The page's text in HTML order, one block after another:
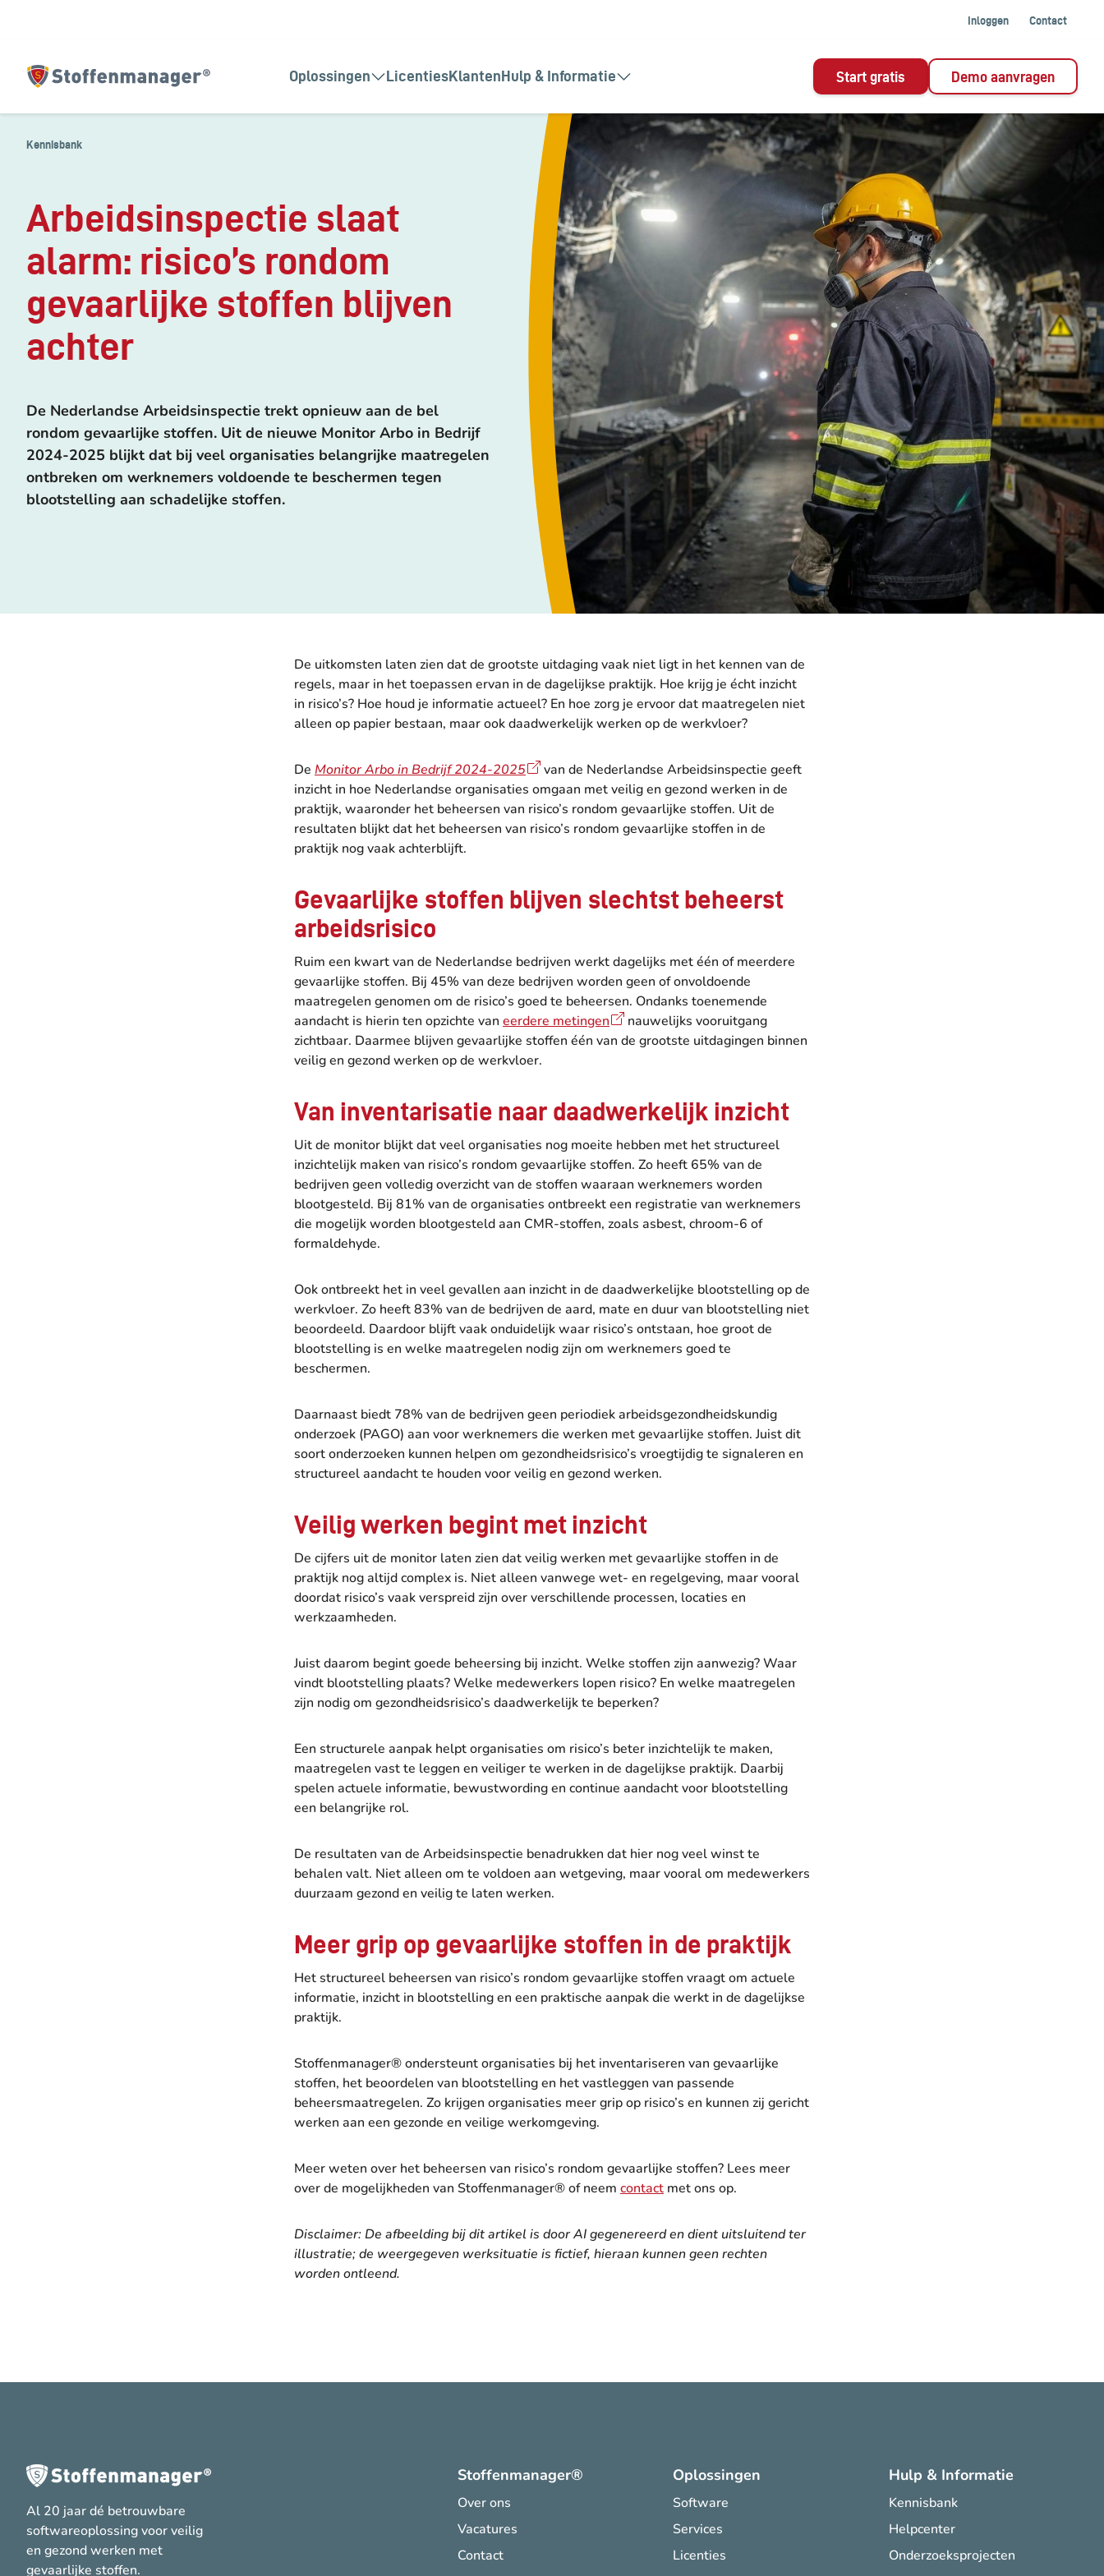
Inloggen Contact
Homepagina Oplossingen LicentiesKlantenHulp & Informatie Start gratis Demo aanvragen
Kennisbank
Arbeidsinspectie slaat
alarm: risico’s rondom
gevaarlijke stoffen blijven
achter
De Nederlandse Arbeidsinspectie trekt opnieuw aan de bel
rondom gevaarlijke stoffen. Uit de nieuwe Monitor Arbo in Bedrijf
2024-2025 blijkt dat bij veel organisaties belangrijke maatregelen
ontbreken om werknemers voldoende te beschermen tegen
blootstelling aan schadelijke stoffen.
De uitkomsten laten zien dat de grootste uitdaging vaak niet ligt in het kennen van de
regels, maar in het toepassen ervan in de dagelijkse praktijk. Hoe krijg je écht inzicht
in risico’s? Hoe houd je informatie actueel? En hoe zorg je ervoor dat maatregelen niet
alleen op papier bestaan, maar ook daadwerkelijk werken op de werkvloer?
De Monitor Arbo in Bedrijf 2024-2025
van de Nederlandse Arbeidsinspectie geeft
inzicht in hoe Nederlandse organisaties omgaan met veilig en gezond werken in de
praktijk, waaronder het beheersen van risico’s rondom gevaarlijke stoffen. Uit de
resultaten blijkt dat het beheersen van risico’s rondom gevaarlijke stoffen in de
praktijk nog vaak achterblijft.
Gevaarlijke stoffen blijven slechtst beheerst
arbeidsrisico
Ruim een kwart van de Nederlandse bedrijven werkt dagelijks met één of meerdere
gevaarlijke stoffen. Bij 45% van deze bedrijven worden geen of onvoldoende
maatregelen genomen om de risico’s goed te beheersen. Ondanks toenemende
aandacht is hierin ten opzichte van eerdere metingen
nauwelijks vooruitgang
zichtbaar. Daarmee blijven gevaarlijke stoffen één van de grootste uitdagingen binnen
veilig en gezond werken op de werkvloer.
Van inventarisatie naar daadwerkelijk inzicht
Uit de monitor blijkt dat veel organisaties nog moeite hebben met het structureel
inzichtelijk maken van risico’s rondom gevaarlijke stoffen. Zo heeft 65% van de
bedrijven geen volledig overzicht van de stoffen waaraan werknemers worden
blootgesteld. Bij 81% van de organisaties ontbreekt een registratie van werknemers
die mogelijk worden blootgesteld aan CMR-stoffen, zoals asbest, chroom-6 of
formaldehyde.
Ook ontbreekt het in veel gevallen aan inzicht in de daadwerkelijke blootstelling op de
werkvloer. Zo heeft 83% van de bedrijven de aard, mate en duur van blootstelling niet
beoordeeld. Daardoor blijft vaak onduidelijk waar risico’s ontstaan, hoe groot de
blootstelling is en welke maatregelen nodig zijn om werknemers goed te
beschermen.
Daarnaast biedt 78% van de bedrijven geen periodiek arbeidsgezondheidskundig
onderzoek (PAGO) aan voor werknemers die werken met gevaarlijke stoffen. Juist dit
soort onderzoeken kunnen helpen om gezondheidsrisico’s vroegtijdig te signaleren en
structureel aandacht te houden voor veilig en gezond werken.
Veilig werken begint met inzicht
De cijfers uit de monitor laten zien dat veilig werken met gevaarlijke stoffen in de
praktijk nog altijd complex is. Niet alleen vanwege wet- en regelgeving, maar vooral
doordat risico’s vaak verspreid zijn over verschillende processen, locaties en
werkzaamheden.
Juist daarom begint goede beheersing bij inzicht. Welke stoffen zijn aanwezig? Waar
vindt blootstelling plaats? Welke medewerkers lopen risico? En welke maatregelen
zijn nodig om gezondheidsrisico’s daadwerkelijk te beperken?
Een structurele aanpak helpt organisaties om risico’s beter inzichtelijk te maken,
maatregelen vast te leggen en veiliger te werken in de dagelijkse praktijk. Daarbij
spelen actuele informatie, bewustwording en continue aandacht voor blootstelling
een belangrijke rol.
De resultaten van de Arbeidsinspectie benadrukken dat hier nog veel winst te
behalen valt. Niet alleen om te voldoen aan wetgeving, maar vooral om medewerkers
duurzaam gezond en veilig te laten werken.
Meer grip op gevaarlijke stoffen in de praktijk
Het structureel beheersen van risico’s rondom gevaarlijke stoffen vraagt om actuele
informatie, inzicht in blootstelling en een praktische aanpak die werkt in de dagelijkse
praktijk.
Stoffenmanager® ondersteunt organisaties bij het inventariseren van gevaarlijke
stoffen, het beoordelen van blootstelling en het vastleggen van passende
beheersmaatregelen. Zo krijgen organisaties meer grip op risico’s en kunnen zij gericht
werken aan een gezonde en veilige werkomgeving.
Meer weten over het beheersen van risico’s rondom gevaarlijke stoffen? Lees meer
over de mogelijkheden van Stoffenmanager® of neem contact met ons op.
Disclaimer: De afbeelding bij dit artikel is door AI gegenereerd en dient uitsluitend ter
illustratie; de weergegeven werksituatie is fictief, hieraan kunnen geen rechten
worden ontleend.
Al 20 jaar dé betrouwbare
softwareoplossing voor veilig
en gezond werken met
gevaarlijke stoffen.
Stoffenmanager®
Over ons
Vacatures
Contact
Oplossingen
Software
Services
Licenties
Hulp & Informatie
Kennisbank
Helpcenter
Onderzoeksprojecten